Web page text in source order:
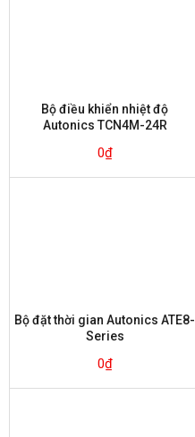
Bộ điều khiển nhiệt độ
Autonics TCN4M-24R
0₫
Bộ đặt thời gian Autonics ATE8-
Series
0₫